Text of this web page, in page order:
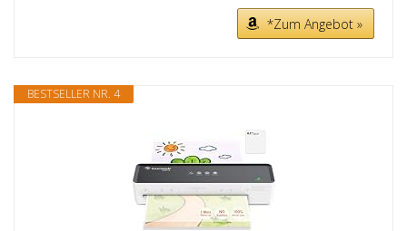
*Zum Angebot »
BESTSELLER NR. 4